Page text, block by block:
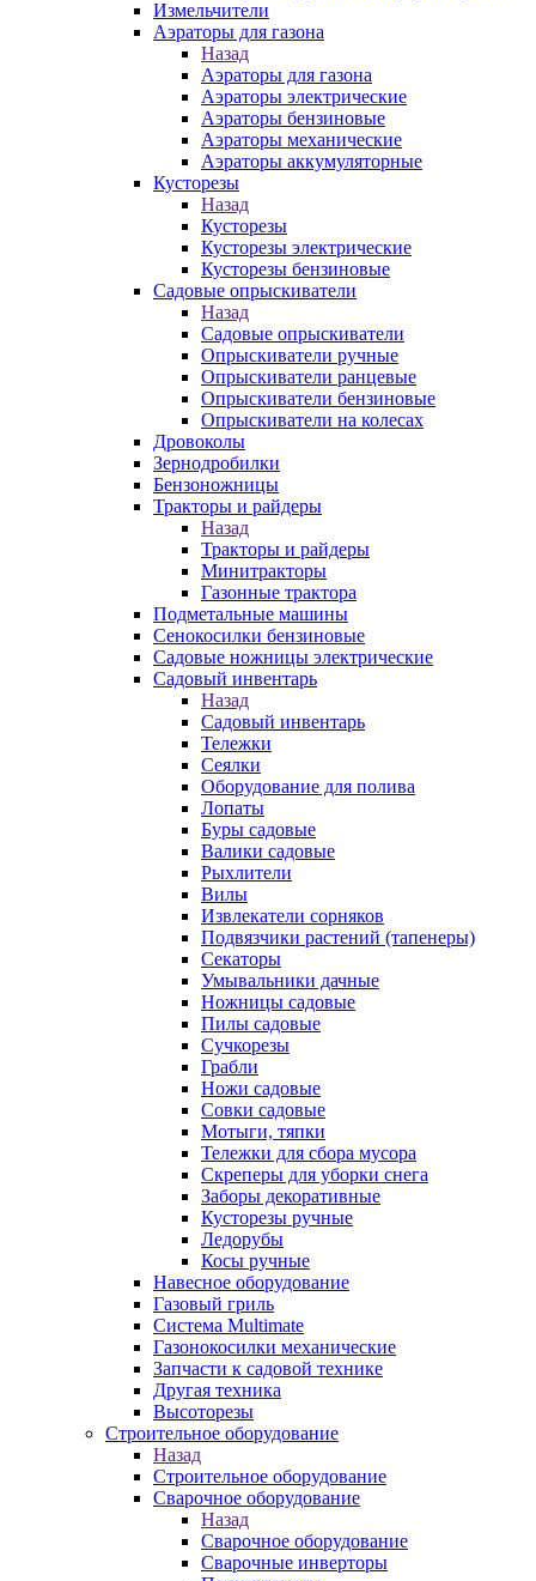
Измельчители
Аэраторы для газона
Назад
Аэраторы для газона
Аэраторы электрические
Аэраторы бензиновые
Аэраторы механические
Аэраторы аккумуляторные
Кусторезы
Назад
Кусторезы
Кусторезы электрические
Кусторезы бензиновые
Садовые опрыскиватели
Назад
Садовые опрыскиватели
Опрыскиватели ручные
Опрыскиватели ранцевые
Опрыскиватели бензиновые
Опрыскиватели на колесах
Дровоколы
Зернодробилки
Бензоножницы
Тракторы и райдеры
Назад
Тракторы и райдеры
Минитракторы
Газонные трактора
Подметальные машины
Сенокосилки бензиновые
Садовые ножницы электрические
Садовый инвентарь
Назад
Садовый инвентарь
Тележки
Сеялки
Оборудование для полива
Лопаты
Буры садовые
Валики садовые
Рыхлители
Вилы
Извлекатели сорняков
Подвязчики растений (тапенеры)
Секаторы
Умывальники дачные
Ножницы садовые
Пилы садовые
Сучкорезы
Грабли
Ножи садовые
Совки садовые
Мотыги, тяпки
Тележки для сбора мусора
Скреперы для уборки снега
Заборы декоративные
Кусторезы ручные
Ледорубы
Косы ручные
Навесное оборудование
Газовый гриль
Система Multimate
Газонокосилки механические
Запчасти к садовой технике
Другая техника
Высоторезы
Строительное оборудование
Назад
Строительное оборудование
Сварочное оборудование
Назад
Сварочное оборудование
Сварочные инверторы